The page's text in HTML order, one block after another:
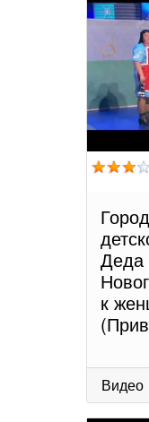
Деда
к
Видео